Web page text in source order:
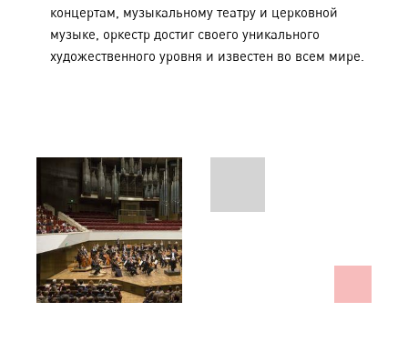
концертам, музыкальному театру и церковной
музыке, оркестр достиг своего уникального
художественного уровня и известен во всем мире.